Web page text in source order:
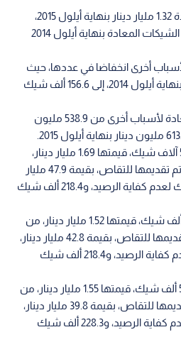
وبلغت قيمة الشيكات المعادة 1.32 مليار دينار بنهاية أيلول 2015،
بزيادة نسبتها 3.5% عن قيمة الشيكات المعادة بنهاية أيلول 2014
أخرى انخفاضا في عددها، حيث
تراجعت من 164.2 ألف شيك بنهاية أيلول 2014، إلى 156.6 ألف شيك
وارتفعت قيمة الشيكات المعادة لأسباب أخرى من 538.9 مليون
وفي عام 2014، تم إعادة 549.6 آلاف شيك، قيمتها 1.69 مليار دينار،
من أصل 10.98 مليون شيك تم تقديمها للتقاص، بقيمة 47.9 مليار
دينار، منها نحو 331.4 ألف شيك لعدم كفاية الرصيد، و218.4 ألف شيك
وشهد عام 2013، إعادة 537.5 ألف شيك، قيمتها 1.52 مليار دينار، من
أصل 10.85 مليون شيك تم تقديمها للتقاص، بقيمة 42.8 مليار دينار،
منها نحو 323.2 ألف شيك لعدم كفاية الرصيد، و218.4 ألف شيك
كما شهد عام 2012، إعادة 589 ألف شيك، قيمتها 1.55 مليار دينار، من
أصل 11.41 مليون شيك تم تقديمها للتقاص، بقيمة 39.8 مليار دينار،
منها نحو 360.6 ألف شيك لعدم كفاية الرصيد، و228.3 ألف شيك